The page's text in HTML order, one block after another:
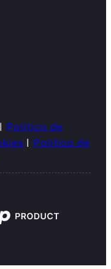
| Política de
| Política de